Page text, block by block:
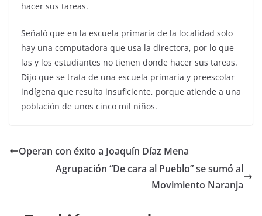
hacer sus tareas.
Señaló que en la escuela primaria de la localidad solo
hay una computadora que usa la directora, por lo que
las y los estudiantes no tienen donde hacer sus tareas.
Dijo que se trata de una escuela primaria y preescolar
indígena que resulta insuficiente, porque atiende a una
población de unos cinco mil niños.
Operan con éxito a Joaquín Díaz Mena
Agrupación “De cara al Pueblo” se sumó al
Movimiento Naranja